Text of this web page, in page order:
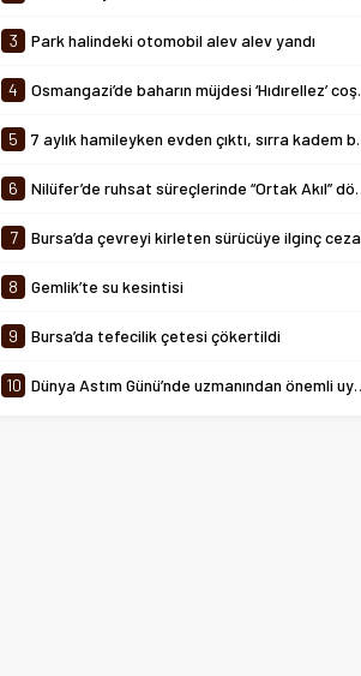
arasında...
3 Park halindeki otomobil alev alev yandı
4 Osmangazi’de baharın müjdesi ‘Hıdırellez’ coşkuyla kutlandı
5 7 aylık hamileyken evden çıktı, sırra kadem bastı
6 Nilüfer’de ruhsat süreçlerinde “Ortak Akıl” dönemi
7 Bursa’da çevreyi kirleten sürücüye ilginç ceza
8 Gemlik’te su kesintisi
9 Bursa’da tefecilik çetesi çökertildi
10 Dünya Astım Günü’nde uzmanından önemli uyarılar